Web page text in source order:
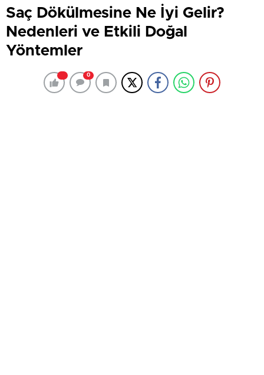
Saç Dökülmesine Ne İyi Gelir?
Nedenleri ve Etkili Doğal
Yöntemler
0